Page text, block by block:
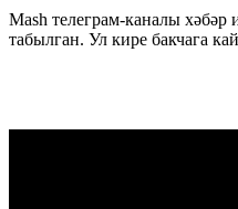
Mash телеграм-каналы хәбәр
табылган. Ул кире бакчага